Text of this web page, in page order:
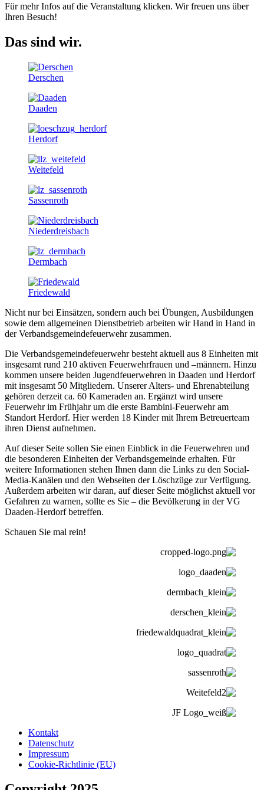
Für mehr Infos auf die Veranstaltung klicken. Wir freuen uns über
Ihren Besuch!
Das sind wir.
Derschen
Daaden
Herdorf
Weitefeld
Sassenroth
Niederdreisbach
Dermbach
Friedewald
Nicht nur bei Einsätzen, sondern auch bei Übungen, Ausbildungen
sowie dem allgemeinen Dienstbetrieb arbeiten wir Hand in Hand in
der Verbandsgemeindefeuerwehr zusammen.
Die Verbandsgemeindefeuerwehr besteht aktuell aus 8 Einheiten mit
insgesamt rund 210 aktiven Feuerwehrfrauen und –männern. Hinzu
kommen unsere beiden Jugendfeuerwehren in Daaden und Herdorf
mit insgesamt 50 Mitgliedern. Unserer Alters- und Ehrenabteilung
gehören derzeit ca. 60 Kameraden an. Ergänzt wird unsere
Feuerwehr im Frühjahr um die erste Bambini-Feuerwehr am
Standort Herdorf. Hier werden 18 Kinder mit Ihrem Betreuerteam
ihren Dienst aufnehmen.
Auf dieser Seite sollen Sie einen Einblick in die Feuerwehren und
die besonderen Einheiten der Verbandsgemeinde erhalten. Für
weitere Informationen stehen Ihnen dann die Links zu den Social-
Media-Kanälen und den Webseiten der Löschzüge zur Verfügung.
Außerdem arbeiten wir daran, auf dieser Seite möglichst aktuell vor
Gefahren zu warnen, sollte es Sie – die Bevölkerung in der VG
Daaden-Herdorf betreffen.
Schauen Sie mal rein!
Kontakt
Datenschutz
Impressum
Cookie-Richtlinie (EU)